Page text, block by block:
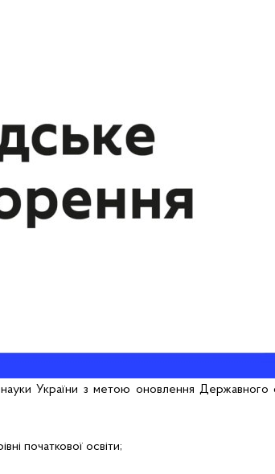
України з метою оновлення Державного
початкової освіти;